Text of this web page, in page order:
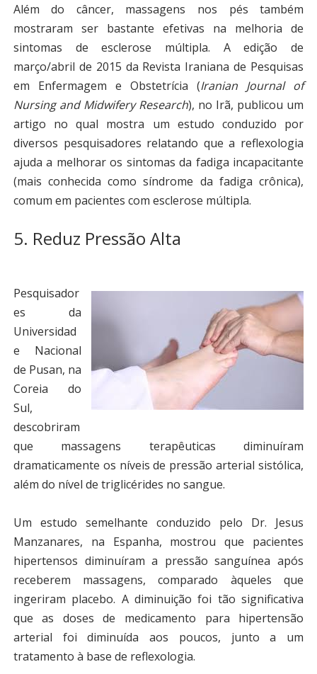
Além do câncer, massagens nos pés também
mostraram ser bastante efetivas na melhoria de
sintomas de esclerose múltipla. A edição de
março/abril de 2015 da Revista Iraniana de Pesquisas
em Enfermagem e Obstetrícia (Iranian Journal of
Nursing and Midwifery Research), no Irã, publicou um
artigo no qual mostra um estudo conduzido por
diversos pesquisadores relatando que a reflexologia
ajuda a melhorar os sintomas da fadiga incapacitante
(mais conhecida como síndrome da fadiga crônica),
comum em pacientes com esclerose múltipla.
5. Reduz Pressão Alta
Pesquisador
es da
Universidad
e Nacional
de Pusan, na
Coreia do
Sul,
descobriram
que massagens terapêuticas diminuíram
dramaticamente os níveis de pressão arterial sistólica,
além do nível de triglicérides no sangue.
Um estudo semelhante conduzido pelo Dr. Jesus
Manzanares, na Espanha, mostrou que pacientes
hipertensos diminuíram a pressão sanguínea após
receberem massagens, comparado àqueles que
ingeriram placebo. A diminuição foi tão significativa
que as doses de medicamento para hipertensão
arterial foi diminuída aos poucos, junto a um
tratamento à base de reflexologia.